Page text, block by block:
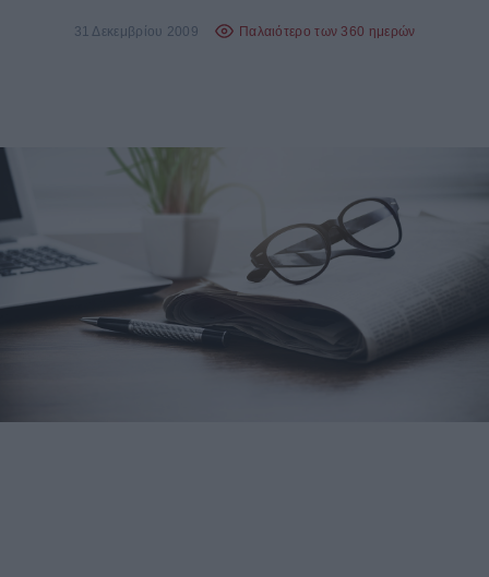
31 Δεκεμβρίου 2009 Παλαιότερο των 360 ημερών